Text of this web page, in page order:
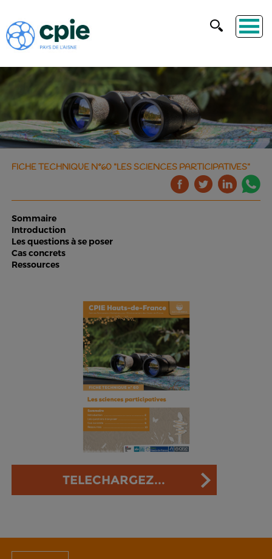
FICHE TECHNIQUE N°60 "LES SCIENCES PARTICIPATIVES"
Sommaire
Introduction
Les questions à se poser
Cas concrets
Ressources
TELECHARGEZ...